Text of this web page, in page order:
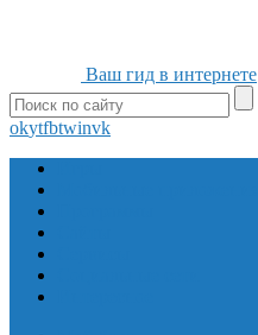
Ваш гид в интернете
okytfbtwinvk